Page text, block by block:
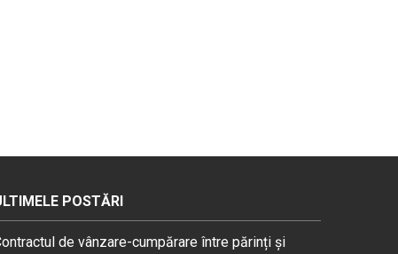
POSTĂRI
de vânzare-cumpărare între părinți și